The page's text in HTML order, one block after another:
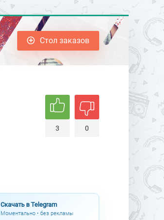
Стол заказов
3 0
Скачать в Telegram
Моментально • без рекламы